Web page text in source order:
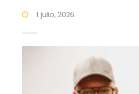
1 julio, 2026